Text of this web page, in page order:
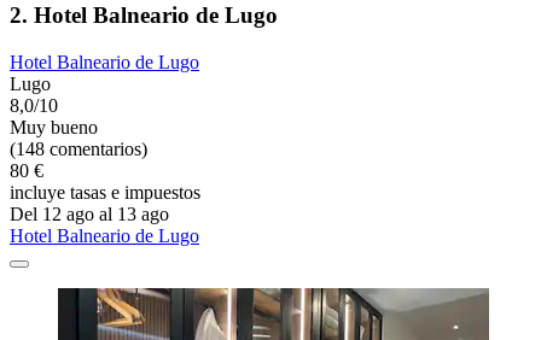
2. Hotel Balneario de Lugo
Hotel Balneario de Lugo
Lugo
8,0/10
Muy bueno
(148 comentarios)
80 €
incluye tasas e impuestos
Del 12 ago al 13 ago
Hotel Balneario de Lugo